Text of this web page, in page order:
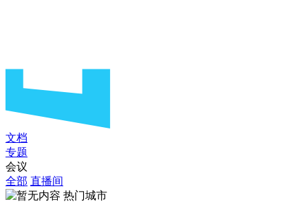
文档
专题
会议
全部 直播间
热门城市